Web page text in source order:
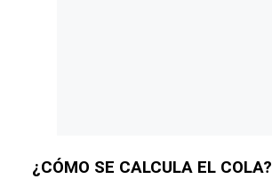
¿CÓMO SE CALCULA EL COLA?